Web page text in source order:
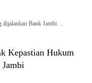
dijalankan Bank Jambi…
Kepastian Hukum
Jambi